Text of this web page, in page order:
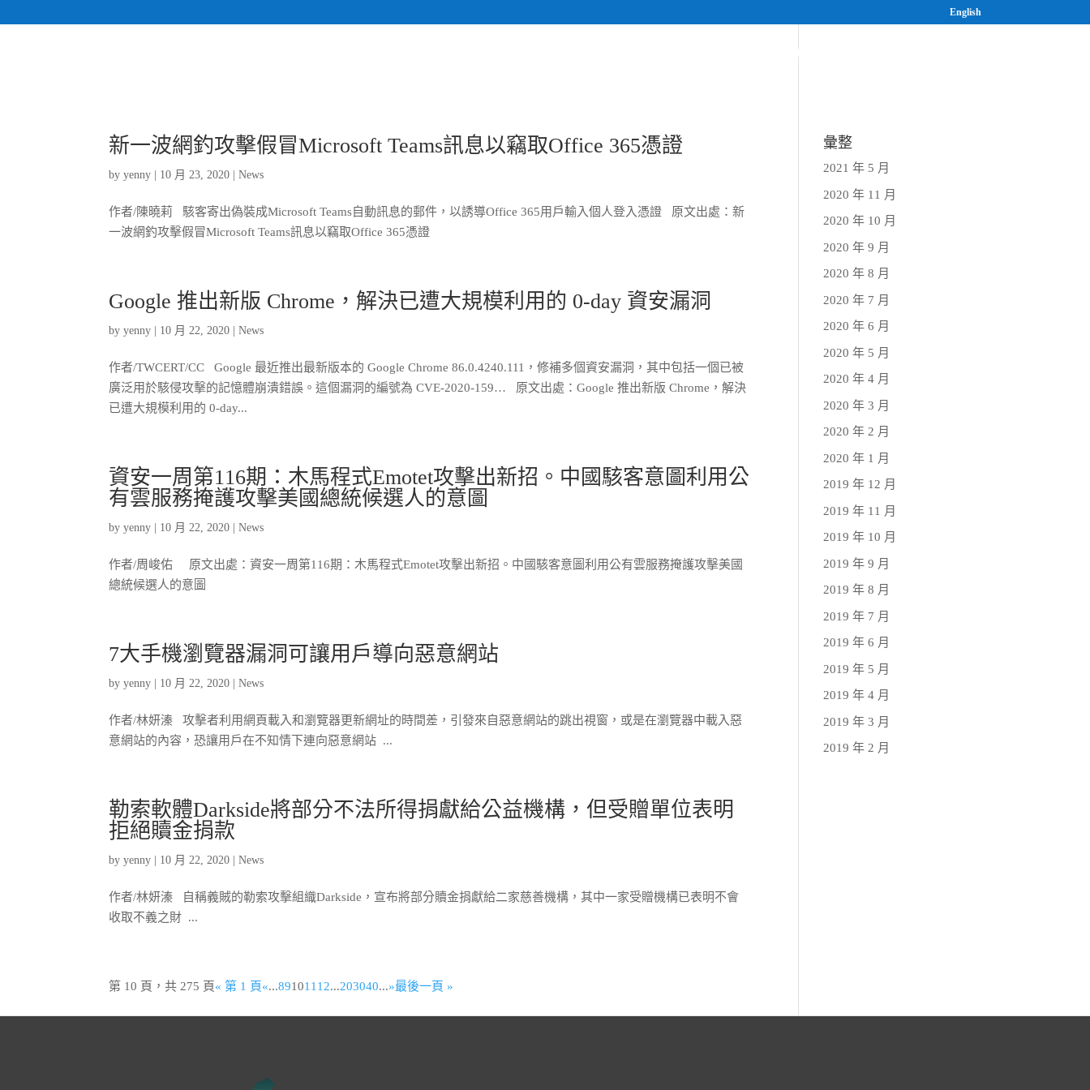
English
研究與人才培育
新一波網釣攻擊假冒Microsoft Teams訊息以竊取Office 365憑證
byyenny 10 月 23, 2020 |News
作者/陳曉莉 駭客寄出偽裝成Microsoft Teams自動訊息的郵件，以誘導Office 365用戶輸入個人登入憑證 原文出處：新
一波網釣攻擊假冒Microsoft Teams訊息以竊取Office 365憑證
Google 推出新版 Chrome，解決已遭大規模利用的 0-day 資安漏洞
byyenny 10 月 22, 2020 |News
作者/TWCERT/CC Google 最近推出最新版本的 Google Chrome 86.0.4240.111，修補多個資安漏洞，其中包括一個已被
廣泛用於駭侵攻擊的記憶體崩潰錯誤。這個漏洞的編號為 CVE-2020-159… 原文出處：Google 推出新版 Chrome，解決
已遭大規模利用的 0-day...
資安一周第116期：木馬程式Emotet攻擊出新招。中國駭客意圖利用公
有雲服務掩護攻擊美國總統候選人的意圖
byyenny 10 月 22, 2020 |News
作者/周峻佑 原文出處：資安一周第116期：木馬程式Emotet攻擊出新招。中國駭客意圖利用公有雲服務掩護攻擊美國
總統候選人的意圖
7大手機瀏覽器漏洞可讓用戶導向惡意網站
byyenny 10 月 22, 2020 |News
作者/林妍溱 攻擊者利用網頁載入和瀏覽器更新網址的時間差，引發來自惡意網站的跳出視窗，或是在瀏覽器中載入惡
意網站的內容，恐讓用戶在不知情下連向惡意網站 ...
勒索軟體Darkside將部分不法所得捐獻給公益機構，但受贈單位表明
拒絕贖金捐款
byyenny 10 月 22, 2020 |News
作者/林妍溱 自稱義賊的勒索攻擊組織Darkside，宣布將部分贖金捐獻給二家慈善機構，其中一家受贈機構已表明不會
收取不義之財 ...
第 10 頁，共 275 頁« 第 1 頁«...891011 12...203040...»最後一頁 »
彙整
2021 年 5 月
2020 年 11 月
2020 年 10 月
2020 年 9 月
2020 年 8 月
2020 年 7 月
2020 年 6 月
2020 年 5 月
2020 年 4 月
2020 年 3 月
2020 年 2 月
2020 年 1 月
2019 年 12 月
2019 年 11 月
2019 年 10 月
2019 年 9 月
2019 年 8 月
2019 年 7 月
2019 年 6 月
2019 年 5 月
2019 年 4 月
2019 年 3 月
2019 年 2 月